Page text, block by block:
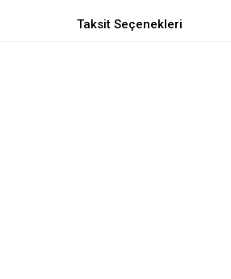
Taksit Seçenekleri